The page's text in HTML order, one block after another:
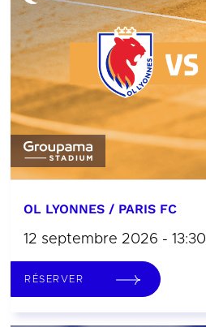
OL LYONNES / PARIS FC
12 septembre 2026 - 13:30
RÉSERVER